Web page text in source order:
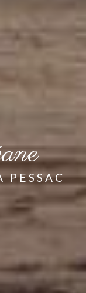
PESSAC